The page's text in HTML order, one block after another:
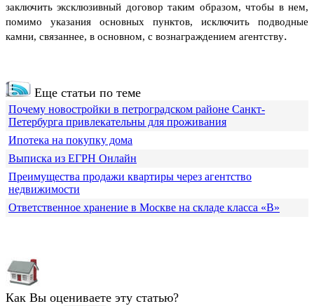
заключить эксклюзивный договор таким образом, чтобы в нем,
помимо указания основных пунктов, исключить подводные
камни, связаннее, в основном, с вознаграждением агентству.
Еще статьи по теме
Почему новостройки в петроградском районе Санкт-
Петербурга привлекательны для проживания
Ипотека на покупку дома
Выписка из ЕГРН Онлайн
Преимущества продажи квартиры через агентство
недвижимости
Ответственное хранение в Москве на складе класса «В»
Как Вы оцениваете эту статью?